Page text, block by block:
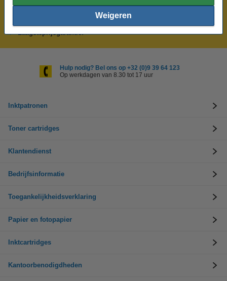
Weigeren
Meer dan 5 miljoen klanten!
Voor 22.00 uur besteld, morgen in huis!
Laagsteprijsgarantie!
Hulp nodig? Bel ons op +32 (0)9 39 64 123
Op werkdagen van 8.30 tot 17 uur
Inktpatronen
Toner cartridges
Klantendienst
Bedrijfsinformatie
Toegankelijkheidsverklaring
Papier en fotopapier
Inktcartridges
Kantoorbenodigdheden